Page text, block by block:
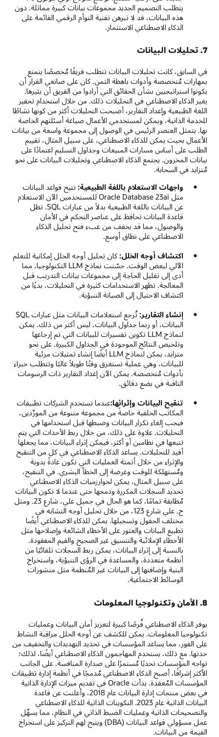
يتطلب التصميم الجديد مجموعات بيانات كبيرة مماثلة. دون
هذه البيانات، قد لا تبرهن تقنية التوأم الرقمي القائمة على
الذكاء الاصطناعي الاستثمار.
7. تحليلات البيانات
في السابق، كانت تحليلات البيانات تتطلب فريقًا مُخصصًا يتمتع
بمهارات مُتخصصة وأدوات باهظة الثمن. كان على صانعي القرار أن
يكونوا استراتيجيين بشأن الحقائق التي أرادوا من الفريق أن يثيرها.
يغير الذكاء الاصطناعي في التحليلات ذلك. من خلال استخدام تحفيز
اللغة الطبيعية وإعداد التقارير، أصبحت التحليلات أكثر من كونها نشاطًا
للخدمة الذاتية، ويمكن لمستخدمي الأعمال صياغة أسئلتهم الخاصة
بها. يتمثل العنصر الرئيس في الوصول إلى مجموعة واسعة من بيانات
الأعمال بحيث يمكن للذكاء الاصطناعي، على سبيل المثال، تقييم
الطلب على أساس مسارات المبيعات وجداول التسليم اعتمادًا على
بيانات المخزون. يجتمع الذكاء الاصطناعي وتحليلات البيانات على نحو
مُتزايد في السحابة.
واجهات الاستعلام باللغة الطبيعية: تتيح قواعد البيانات
مثل Oracle Database 23ai للمستخدمين الآن الاستعلام
عن البيانات باللغة الطبيعية بدلاً من عبارات SQL. تظل
قاعدة البيانات تحافظ على عناصر التحكم في الأمان
والوصول، مما قد يخفف من عبء فتح تحليل الذكاء
الاصطناعي على نطاق أوسع.
اكتشاف أوجه الخلل: كان تحليل أوجه الخلل إمكانية للتعلم
الآلي لبعض الوقت. حسّنت نماذج LLM التكنولوجيا، مما
أدى إلى تقليل الحاجة إلى مجموعات بيانات التدريب قبل
المعالجة. تظهر الاستخدامات كثيرة في التحليلات، بدءًا من
اكتشاف الاحتيال إلى الصيانة التنبؤية.
إنشاء التقارير:
تُرجع استعلامات البيانات مثل عبارات SQL
البيانات، أو ربما جداول البيانات، ليس أكثر من ذلك. يمكن
لنماذج LLM تكوين تفسيرات للبيانات التي تم إرجاعها
وتلخيص النتائج الموجودة في الجداول الكبيرة. على نحو
متزايد، يمكن لنماذج LLM أيضًا إنشاء تمثيلات مرئية
للبيانات، وهي عملية تستغرق وقتًا طويلاً غالبًا وتتطلب خبراء
بأدوات مُتخصصة. يمكن الآن إعداد التقارير ذات الرسومات
الثاقبة في بضع دقائق.
تنقيح البيانات وإثرائها:عندما تستخدم الشركات تطبيقات
المكاتب الخلفية خاصةً من مجموعة متنوعة من المورِّدين،
فيجب إلغاء تكرار البيانات وضبطها قبل استخدامها في
التحليلات. علاوة على ذلك، من خلال ربط الأحداث التي يتم
تتبعها في نظامين أو أكثر، فيمكن إثراء البيانات، مما يجعلها
أفيد للتحليلات. يساعد الذكاء الاصطناعي في كل من التنقيح
والإثراء من خلال أتمتة العمليات التي تكون عادةً يدوية
ومُستهلكة للوقت وعرضة إلى الخطأ البشري. في التنقيح،
على سبيل المثال، يمكن لخوارزميات الذكاء الاصطناعي
تحديد السجلات المكررة ودمجها حتى عندما لا تكون البيانات
مُطابقة تمامًا، كما هو الحال في جميل علي، شارع 23. ومثل
ج. علي شارع 123، من خلال تحليل أوجه التشابه في
مختلف الحقول وتسجيلها. يمكن للذكاء الاصطناعي أيضًا
تطبيع البيانات والعثور على الأخطاء الشائعة وإصلاحها مثل
الأخطاء الإملائية والتنسيق غير الصحيح والقيم المفقودة.
بالنسبة إلى إثراء البيانات، يمكن ربط السجلات تلقائيًا من
أنظمة متعددة، والمساعدة في الرؤى التنبؤية، واستخراج
البنية وإضافتها إلى البيانات غير المُنظمة مثل منشورات
الوسائط الاجتماعية.
8. الأمان وتكنولوجيا المعلومات
يوفر الذكاء الاصطناعي فُرصًا كبيرة لتعزيز أمان البيانات وعمليات
تكنولوجيا المعلومات. يمكن للكشف عن أوجه الخلل مراقبة النشاط
على الفور، مما يساعد المؤسسات في تحديد التهديدات والتخفيف من
حدتها. مع ذلك، يستخدم المهاجمون الذكاء الاصطناعي أيضًا، لذلك؛
تواجه المؤسسات تحديًا مُستمرًا على صدارة المنافسة. على الجانب
الأكثر إشراقًا، أصبح الذكاء الاصطناعي مُدمجًا في أنظمة إدارة تطبيقات
المؤسسات المُعقدة. بدأت Oracle في تقديم ميزات الإدارة الذاتية
في بعض منتجات إدارة البيانات عام 2018، وأعلنت عن قاعدة
البيانات الذاتية عام 2023. التكوينات الذاتية للذكاء الاصطناعي
والتصحيحات الذاتية وعمليات الضبط الذاتي في النظام، مما يسهِّل
عمل مسؤولي قواعد البيانات (DBA) ويتيح لهم التركيز على استخراج
القيمة من البيانات.